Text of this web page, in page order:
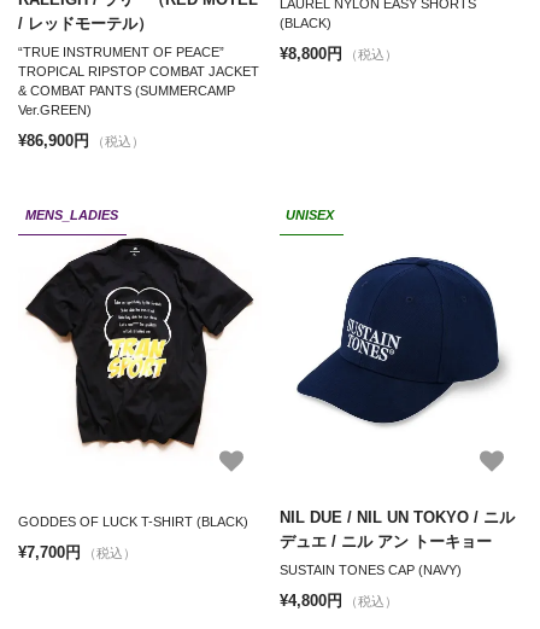
/ レッドモーテル）
“TRUE INSTRUMENT OF PEACE”
TROPICAL RIPSTOP COMBAT JACKET
& COMBAT PANTS (SUMMERCAMP
Ver.GREEN)
¥86,900円 （税込）
LAUREL NYLON EASY SHORTS
(BLACK)
¥8,800円 （税込）
MENS_LADIES
GODDES OF LUCK T-SHIRT (BLACK)
¥7,700円 （税込）
UNISEX
NIL DUE / NIL UN TOKYO / ニル
デュエ / ニル アン トーキョー
SUSTAIN TONES CAP (NAVY)
¥4,800円 （税込）